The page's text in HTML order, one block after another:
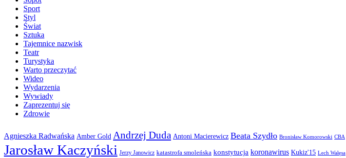
Sport
Styl
Świat
Sztuka
Tajemnice nazwisk
Teatr
Turystyka
Warto przeczytać
Wideo
Wydarzenia
Wywiady
Zaprezentuj się
Zdrowie
Agnieszka Radwańska Amber Gold Andrzej Duda Antoni Macierewicz Beata Szydło Bronisław Komorowski CBA
Jarosław Kaczyński Jerzy Janowicz katastrofa smoleńska konstytucja koronawirus Kukiz'15 Lech Wałęsa